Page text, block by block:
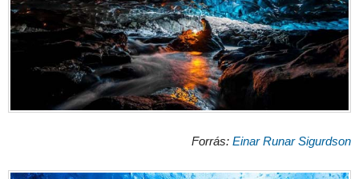
Forrás: Einar Runar Sigurdson